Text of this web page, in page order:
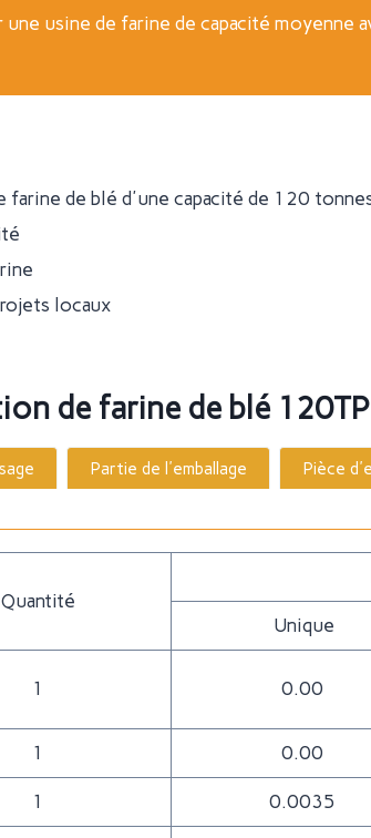
usine de farine de capacité moyenne
de blé d'une capacité de 120
locaux
de farine de blé
Partie de l'emballage Pièce
Quantité
Unique
1 0.00
1 0.00
1 0.0035